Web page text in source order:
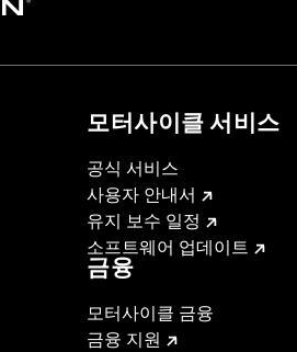
모터사이클 서비스
공식 서비스
사용자 안내서
유지 보수 일정
소프트웨어 업데이트
금융
모터사이클 금융
금융 지원